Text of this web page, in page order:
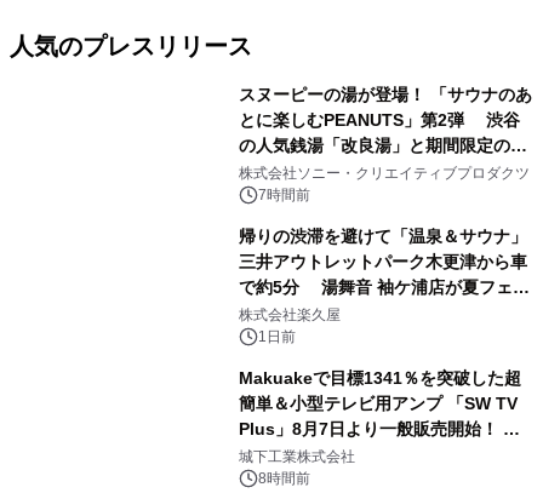
人気のプレスリリース
スヌーピーの湯が登場！ 「サウナのあ
とに楽しむPEANUTS」第2弾 渋谷
の人気銭湯「改良湯」と期間限定のコ
ラボレーション サウナイキタイコラ
ボグッズも発売決定！
株式会社ソニー・クリエイティブプロダクツ
7時間前
帰りの渋滞を避けて「温泉＆サウナ」
三井アウトレットパーク木更津から車
で約5分 湯舞音 袖ケ浦店が夏フェア
メニューを提供
株式会社楽久屋
1日前
Makuakeで目標1341％を突破した超
簡単＆小型テレビ用アンプ 「SW TV
Plus」8月7日より一般販売開始！ ケ
ーブル1本つなぐだけ、テレビの音が
ぐっと豊かに
城下工業株式会社
8時間前